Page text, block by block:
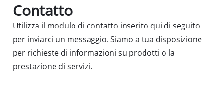
CZK
Contatto
Utilizza il modulo di contatto inserito qui di seguito
per inviarci un messaggio. Siamo a tua disposizione
per richieste di informazioni su prodotti o la
prestazione di servizi.